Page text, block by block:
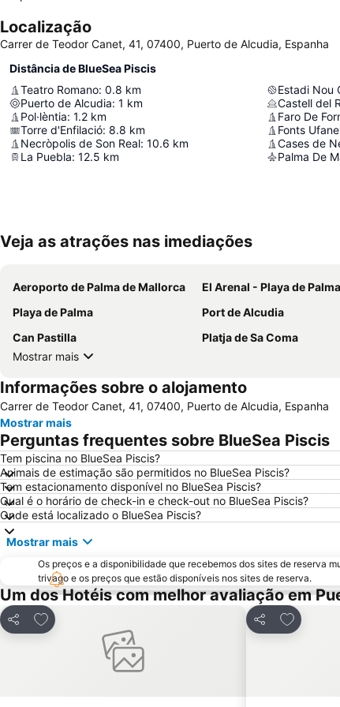
Localização
Carrer de Teodor Canet, 41, 07400, Puerto de Alcudia, Espanha
Distância de BlueSea Piscis
Teatro Romano: 0.8 km
Puerto de Alcudia: 1 km
Pol·lèntia: 1.2 km
Torre d'Enfilació: 8.8 km
Necròpolis de Son Real: 10.6 km
La Puebla: 12.5 km
Estadi Nou
Castell del
Faro De
Fonts
Cases de
Palma De
Veja as atrações nas imediações
Aeroporto de Palma de Mallorca El Arenal - Playa de Palma
Playa de Palma
Port de Alcudia
Can Pastilla
Platja de Sa Coma
Mostrar mais
Informações sobre o alojamento
Carrer de Teodor Canet, 41, 07400, Puerto de Alcudia, Espanha
Mostrar mais
Perguntas frequentes sobre BlueSea Piscis
Tem piscina no BlueSea Piscis?
Animais de estimação são permitidos no BlueSea Piscis?
Tem estacionamento disponível no BlueSea Piscis?
Qual é o horário de check-in e check-out no BlueSea Piscis?
Onde está localizado o BlueSea Piscis?
Mostrar mais
Os preços e a disponibilidade que recebemos dos sites de reserva
trivago e os preços que estão disponíveis nos sites de reserva.
Um dos Hotéis com melhor avaliação em
Partilhar
Adicionar aos favoritos
Partilhar
Adicionar